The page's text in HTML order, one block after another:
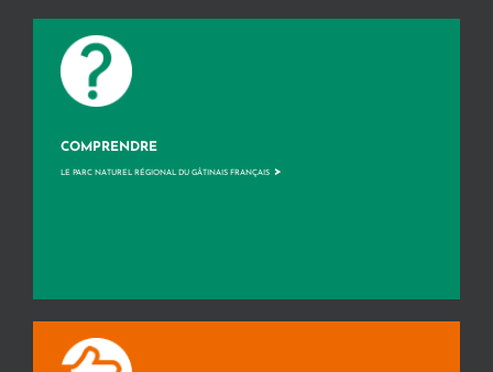
COMPRENDRE
LE PARC NATUREL RÉGIONAL DU GÂTINAIS FRANÇAIS >